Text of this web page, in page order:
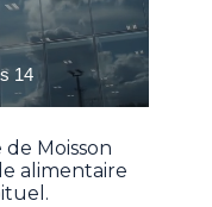
Moisson
alimentaire